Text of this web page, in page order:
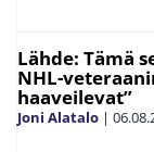
Lähde: Tämä
NHL-
haaveilevat”
Joni Alatalo |